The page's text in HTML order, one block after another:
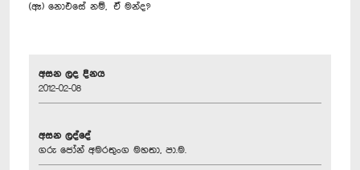
(ඈ) නොඑසේ නම්, ඒ මන්ද?
අසන ලද දිනය
2012-02-08
අසන ලද්දේ
ගරු ජෝන් අමරතුංග මහතා, පා.ම.